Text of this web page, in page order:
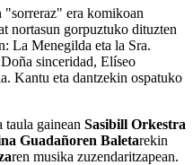
era komikoan
nortasun gorpuztuko dituzten
La Menegilda eta la Sra.
sinceridad, Elíseo
Kantu eta dantzekin ospatuko
taula gainean Sasibill Orkestra
Guadañoren Baletarekin
ren musika zuzendaritzapean.